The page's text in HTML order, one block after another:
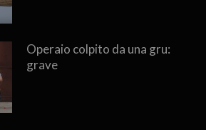
Operaio colpito da una gru:
grave